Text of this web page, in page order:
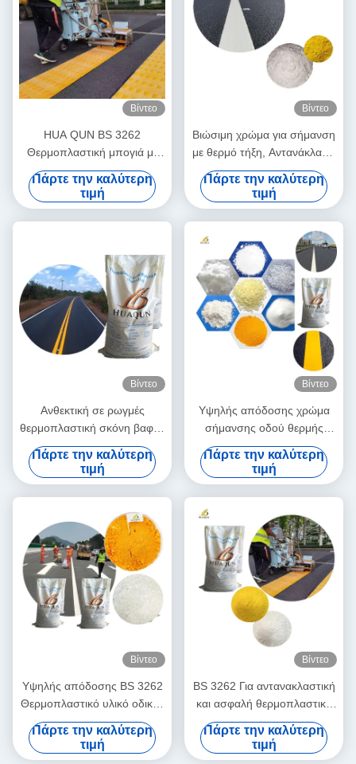
Βίντεο
HUA QUN BS 3262
Θερμοπλαστική μπογιά με
γυάλινες χάντρες ISO 9001
Εγκριθείσα
Πάρτε την καλύτερη
τιμή
Βίντεο
Βιώσιμη χρώμα για σήμανση
με θερμό τήξη, Αντανάκλαση
Κίτρινη χρώμα για οδική
σήμανση
Πάρτε την καλύτερη
τιμή
Βίντεο
Ανθεκτική σε ρωγμές
θερμοπλαστική σκόνη βαφής
οδικής σήμανσης BS 3262 -
Γρήγορου Στεγνώματος
(λιγότερο από 3 λεπτά) σε
σακούλα 25 κιλών
Πάρτε την καλύτερη
τιμή
Βίντεο
Υψηλής απόδοσης χρώμα
σήμανσης οδού θερμής
τήξης BS 3262 Ανθεκτικό και
φιλικό προς το περιβάλλον
για μακροχρόνιες σήμανσεις
Πάρτε την καλύτερη
τιμή
Βίντεο
Υψηλής απόδοσης BS 3262
Θερμοπλαστικό υλικό οδικής
σήμανσης Ανθεκτικό για το
περιβάλλον Για μακροχρόνιες
σήμανσεις
Πάρτε την καλύτερη
τιμή
Βίντεο
BS 3262 Για αντανακλαστική
και ασφαλή θερμοπλαστική
μπογιά με χρωστικές ουσίες
χωρίς μόλυβδο και γυάλινες
χάντρες
Πάρτε την καλύτερη
τιμή